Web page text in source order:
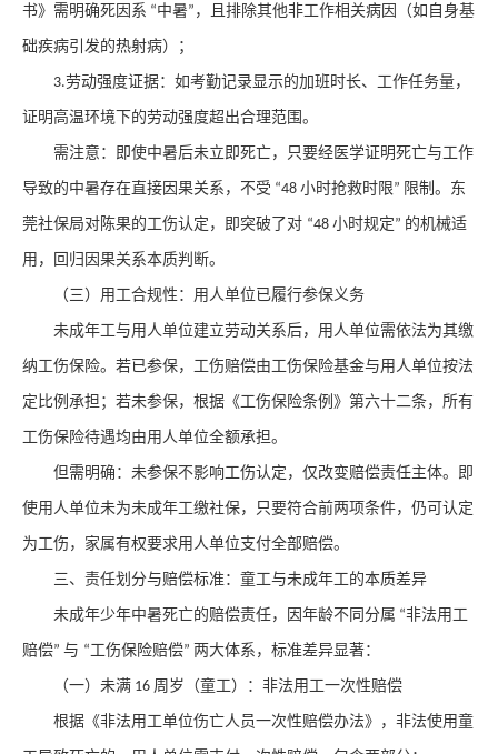
书》需明确死因系 “中暑” ，且排除其他非工作相关病因（如自身基
础疾病引发的热射病）；
3.劳动强度证据：如考勤记录显示的加班时长、工作任务量，
证明高温环境下的劳动强度超出合理范围。
需注意：即使中暑后未立即死亡，只要经医学证明死亡与工作
导致的中暑存在直接因果关系，不受 “48 小时抢救时限” 限制。东
莞社保局对陈果的工伤认定，即突破了对 “48 小时规定” 的机械适
用，回归因果关系本质判断。
（三）用工合规性：用人单位已履行参保义务
未成年工与用人单位建立劳动关系后，用人单位需依法为其缴
纳工伤保险。若已参保，工伤赔偿由工伤保险基金与用人单位按法
定比例承担；若未参保，根据《工伤保险条例》第六十二条，所有
工伤保险待遇均由用人单位全额承担。
但需明确：未参保不影响工伤认定，仅改变赔偿责任主体。即
使用人单位未为未成年工缴社保，只要符合前两项条件，仍可认定
为工伤，家属有权要求用人单位支付全部赔偿。
三、责任划分与赔偿标准：童工与未成年工的本质差异
未成年少年中暑死亡的赔偿责任，因年龄不同分属 “非法用工
赔偿” 与 “工伤保险赔偿” 两大体系，标准差异显著：
（一）未满 16 周岁（童工）：非法用工一次性赔偿
根据《非法用工单位伤亡人员一次性赔偿办法》，非法使用童